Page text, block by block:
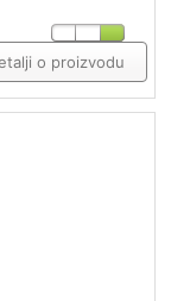
o proizvodu